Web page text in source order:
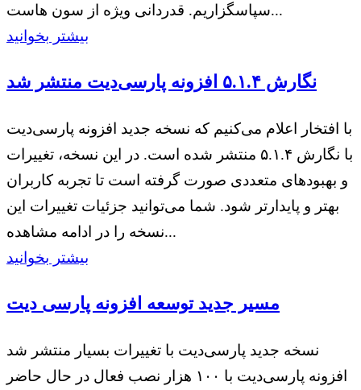
سپاسگزاریم. قدردانی ویژه از سون هاست...
بیشتر بخوانید
نگارش ۵.۱.۴ افزونه پارسی‌دیت منتشر شد
با افتخار اعلام می‌کنیم که نسخه جدید افزونه پارسی‌دیت
با نگارش ۵.۱.۴ منتشر شده است. در این نسخه، تغییرات
و بهبودهای متعددی صورت گرفته است تا تجربه کاربران
بهتر و پایدارتر شود. شما می‌توانید جزئیات تغییرات این
نسخه را در ادامه مشاهده...
بیشتر بخوانید
مسیر جدید توسعه افزونه پارسی دیت
نسخه جدید پارسی‌دیت با تغییرات بسیار منتشر شد
افزونه پارسی‌دیت با ۱۰۰ هزار نصب فعال در حال حاضر